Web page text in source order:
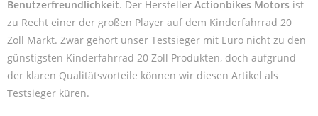
Benutzerfreundlichkeit. Der Hersteller Actionbikes Motors ist
zu Recht einer der großen Player auf dem Kinderfahrrad 20
Zoll Markt. Zwar gehört unser Testsieger mit Euro nicht zu den
günstigsten Kinderfahrrad 20 Zoll Produkten, doch aufgrund
der klaren Qualitätsvorteile können wir diesen Artikel als
Testsieger küren.